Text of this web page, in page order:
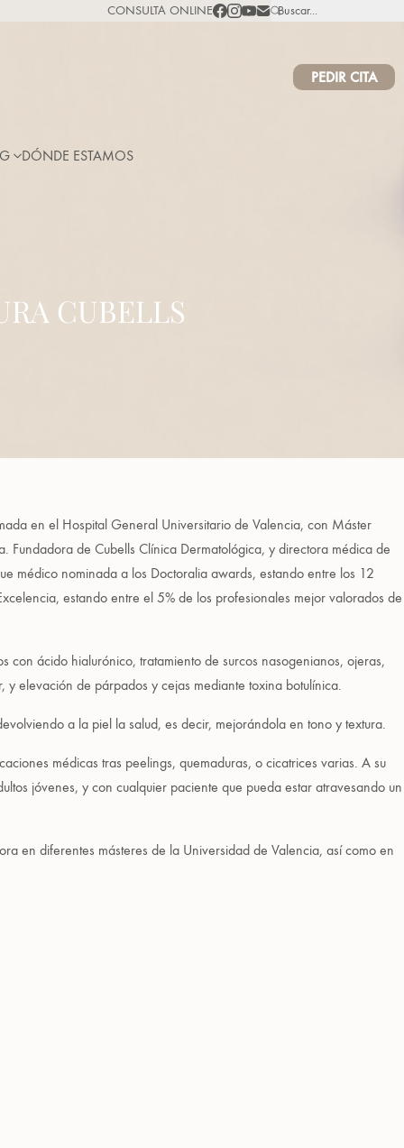
CONSULTA ONLINE Buscar...
PEDIR CITA
DÓNDE ESTAMOS
CUBELLS
en el Hospital General Universitario de Valencia, con Máster
de Cubells Clínica Dermatológica, y directora médica de
médico nominada a los Doctoralia awards, estando entre los 12
estando entre el 5% de los profesionales mejor valorados de
con ácido hialurónico, tratamiento de surcos nasogenianos, ojeras,
elevación de párpados y cejas mediante toxina botulínica.
a la piel la salud, es decir, mejorándola en tono y textura.
médicas tras peelings, quemaduras, o cicatrices varias. A su
jóvenes, y con cualquier paciente que pueda estar atravesando un
en diferentes másteres de la Universidad de Valencia, así como en